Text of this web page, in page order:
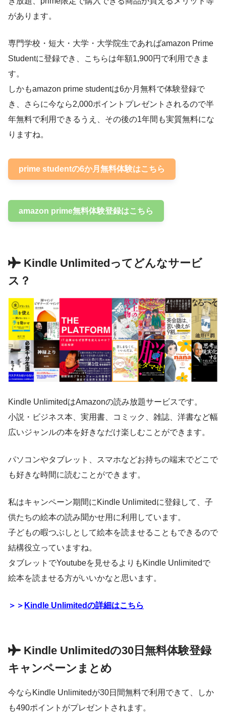
があります。
専門学校・短大・大学・大学院生であればamazon Prime
Studentに登録でき、こちらは年額1,900円で利用できま
す。
しかもamazon prime studentは6か月無料で体験登録で
き、さらに今なら2,000ポイントプレゼントされるので半
年無料で利用できるうえ、その後の1年間も実質無料にな
りますね。
prime studentの6か月無料体験はこちら
amazon prime無料体験登録はこちら
Kindle Unlimitedってどんなサービ
ス？
Kindle UnlimitedはAmazonの読み放題サービスです。
小説・ビジネス本、実用書、コミック、雑誌、洋書など幅
広いジャンルの本を好きなだけ楽しむことができます。
パソコンやタブレット、スマホなどお持ちの端末でどこで
も好きな時間に読むことができます。
私はキャンペーン期間にKindle Unlimitedに登録して、子
供たちの絵本の読み聞かせ用に利用しています。
子どもの暇つぶしとして絵本を読ませることもできるので
結構役立っていますね。
タブレットでYoutubeを見せるよりもKindle Unlimitedで
絵本を読ませる方がいいかなと思います。
＞＞ Kindle Unlimitedの詳細はこちら
Kindle Unlimitedの30日無料体験登録
キャンペーンまとめ
今ならKindle Unlimitedが30日間無料で利用できて、しか
も490ポイントがプレゼントされます。